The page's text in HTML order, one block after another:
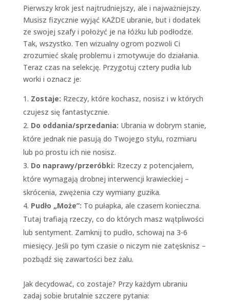
Pierwszy krok jest najtrudniejszy, ale i najważniejszy.
Musisz fizycznie wyjąć KAŻDE ubranie, but i dodatek
ze swojej szafy i położyć je na łóżku lub podłodze.
Tak, wszystko. Ten wizualny ogrom pozwoli Ci
zrozumieć skalę problemu i zmotywuje do działania.
Teraz czas na selekcję. Przygotuj cztery pudła lub
worki i oznacz je:
Zostaje: Rzeczy, które kochasz, nosisz i w których
czujesz się fantastycznie.
Do oddania/sprzedania: Ubrania w dobrym stanie,
które jednak nie pasują do Twojego stylu, rozmiaru
lub po prostu ich nie nosisz.
Do naprawy/przeróbki: Rzeczy z potencjałem,
które wymagają drobnej interwencji krawieckiej –
skrócenia, zwężenia czy wymiany guzika.
Pudło „Może”: To pułapka, ale czasem konieczna.
Tutaj trafiają rzeczy, co do których masz wątpliwości
lub sentyment. Zamknij to pudło, schowaj na 3-6
miesięcy. Jeśli po tym czasie o niczym nie zatęsknisz –
pozbądź się zawartości bez żalu.
Jak decydować, co zostaje? Przy każdym ubraniu
zadaj sobie brutalnie szczere pytania: